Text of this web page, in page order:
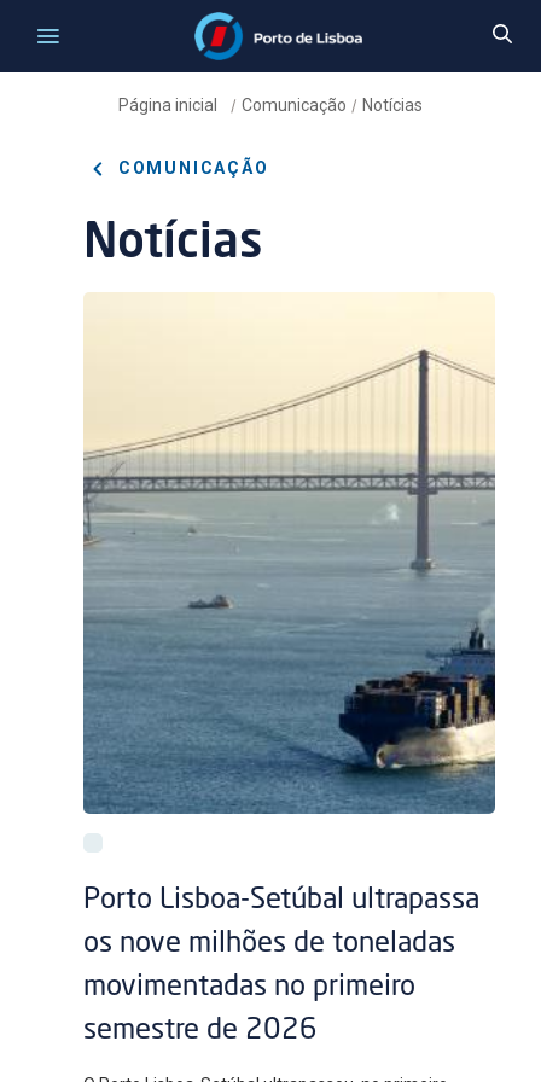
Página inicial / Comunicação / Notícias
COMUNICAÇÃO
Notícias
Porto Lisboa-Setúbal ultrapassa
os nove milhões de toneladas
movimentadas no primeiro
semestre de 2026